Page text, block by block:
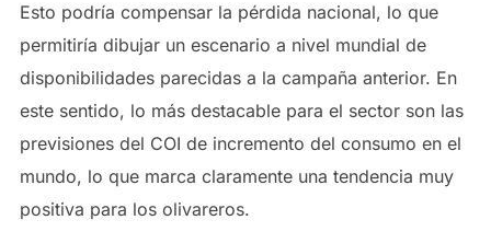
Esto podría compensar la pérdida nacional, lo que
permitiría dibujar un escenario a nivel mundial de
disponibilidades parecidas a la campaña anterior. En
este sentido, lo más destacable para el sector son las
previsiones del COI de incremento del consumo en el
mundo, lo que marca claramente una tendencia muy
positiva para los olivareros.